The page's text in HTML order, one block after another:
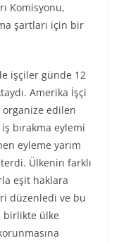
Komisyonu,
şartları için bir
işçiler günde 12
Amerika İşçi
edilen
bırakma eylemi
eyleme yarım
Ülkenin farklı
eşit haklara
düzenledi ve bu
birlikte ülke